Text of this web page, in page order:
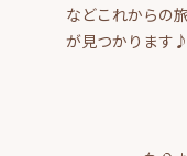
などこれからの
が見つかります♪